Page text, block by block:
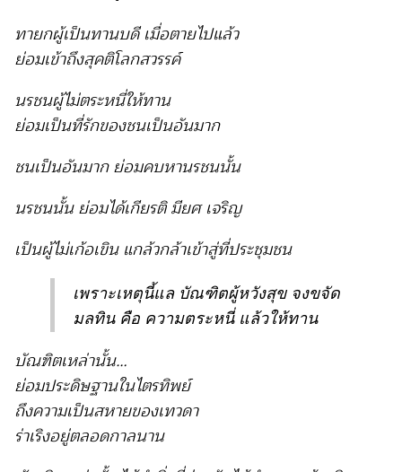
ทายกผู้เป็นทานบดี เมื่อตายไปแล้ว
ย่อมเข้าถึงสุคติโลกสวรรค์
นรชนผู้ไม่ตระหนี่ให้ทาน
ย่อมเป็นที่รักของชนเป็นอันมาก
ชนเป็นอันมาก ย่อมคบหานรชนนั้น
นรชนนั้น ย่อมได้เกียรติ มียศ เจริญ
เป็นผู้ไม่เก้อเขิน แกล้วกล้าเข้าสู่ที่ประชุมชน
เพราะเหตุนี้แล บัณฑิตผู้หวังสุข จงขจัด
มลทิน คือ ความตระหนี่ แล้วให้ทาน
บัณฑิตเหล่านั้น…
ย่อมประดิษฐานในไตรทิพย์
ถึงความเป็นสหายของเทวดา
ร่าเริงอยู่ตลอดกาลนาน